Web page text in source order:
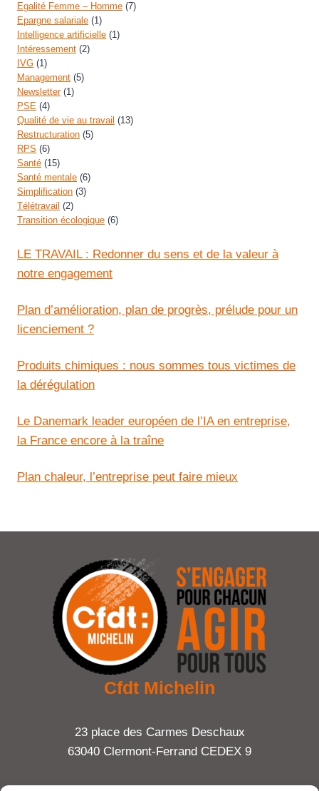
Egalité Femme – Homme (7)
Epargne salariale (1)
Intelligence artificielle (1)
Intéressement (2)
IVG (1)
Management (5)
Newsletter(1)
PSE (4)
Qualité de vie au travail (13)
Restructuration (5)
RPS (6)
Santé (15)
Santé mentale (6)
Simplification (3)
Télétravail (2)
Transition écologique (6)
LE TRAVAIL : Redonner du sens et de la valeur à
notre engagement
Plan d’amélioration, plan de progrès, prélude pour un
licenciement ?
Produits chimiques : nous sommes tous victimes de
la dérégulation
Le Danemark leader européen de l’IA en entreprise,
la France encore à la traîne
Plan chaleur, l’entreprise peut faire mieux
Cfdt Michelin
23 place des Carmes Deschaux
63040 Clermont-Ferrand CEDEX 9